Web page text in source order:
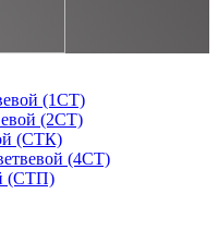
(1СТ)
(2СТ)
(СТК)
(4СТ)
(СТП)